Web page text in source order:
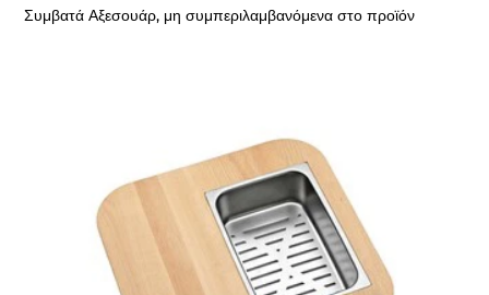
Συμβατά Αξεσουάρ, μη συμπεριλαμβανόμενα στο προϊόν